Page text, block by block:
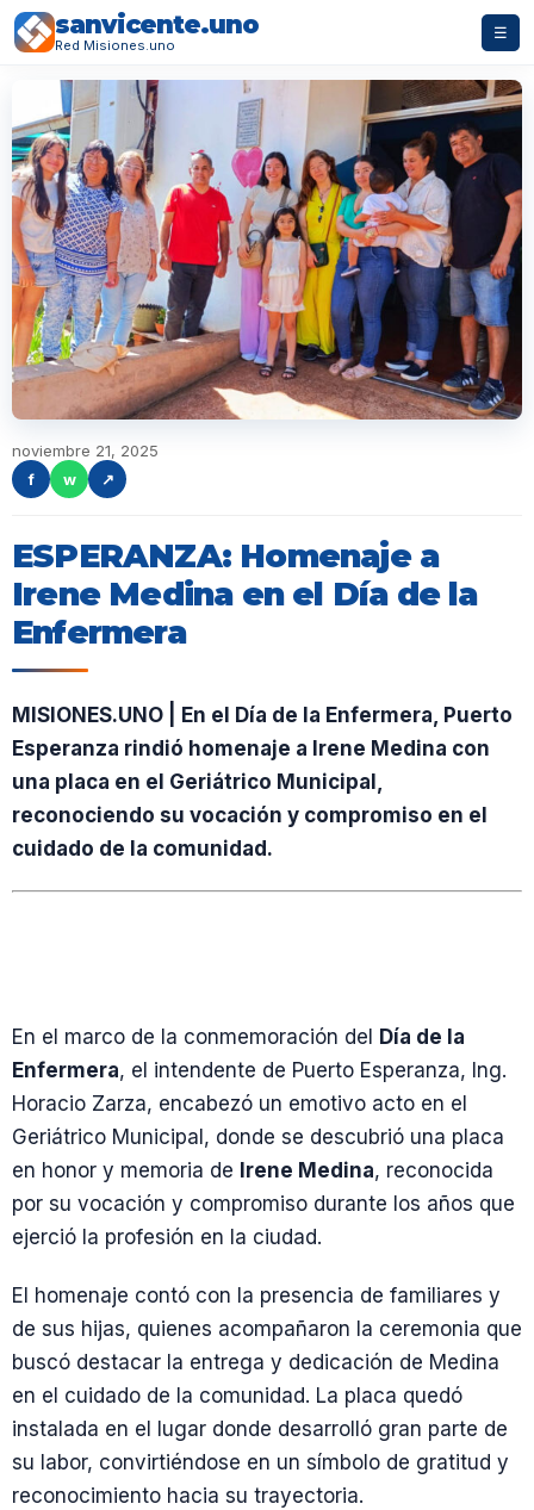
sanvicente.uno
Red Misiones.uno
☰
noviembre 21, 2025
f
w ↗
ESPERANZA: Homenaje a
Irene Medina en el Día de la
Enfermera
MISIONES.UNO | En el Día de la Enfermera, Puerto
Esperanza rindió homenaje a Irene Medina con
una placa en el Geriátrico Municipal,
reconociendo su vocación y compromiso en el
cuidado de la comunidad.
En el marco de la conmemoración del Día de la
Enfermera, el intendente de Puerto Esperanza, Ing.
Horacio Zarza, encabezó un emotivo acto en el
Geriátrico Municipal, donde se descubrió una placa
en honor y memoria de Irene Medina, reconocida
por su vocación y compromiso durante los años que
ejerció la profesión en la ciudad.
El homenaje contó con la presencia de familiares y
de sus hijas, quienes acompañaron la ceremonia que
buscó destacar la entrega y dedicación de Medina
en el cuidado de la comunidad. La placa quedó
instalada en el lugar donde desarrolló gran parte de
su labor, convirtiéndose en un símbolo de gratitud y
reconocimiento hacia su trayectoria.